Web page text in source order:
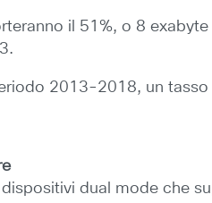
il 51%, o 8
2013-2018, un tasso
dual mode che